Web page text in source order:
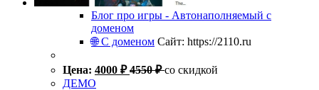
Блог про игры - Автонаполняемый с
доменом
🌐 С доменом Сайт: https://2110.ru
Цена: 4000 ₽ 4550₽ со скидкой
ДЕМО